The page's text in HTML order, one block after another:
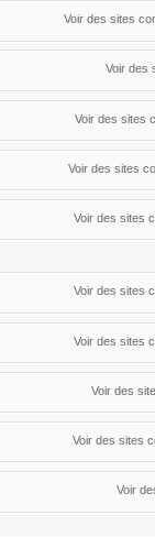
Voir des sites
Voir des
Voir des sites
Voir des sites
Voir des sites
Voir des sites
Voir des sites
Voir des
Voir des sites
Voir